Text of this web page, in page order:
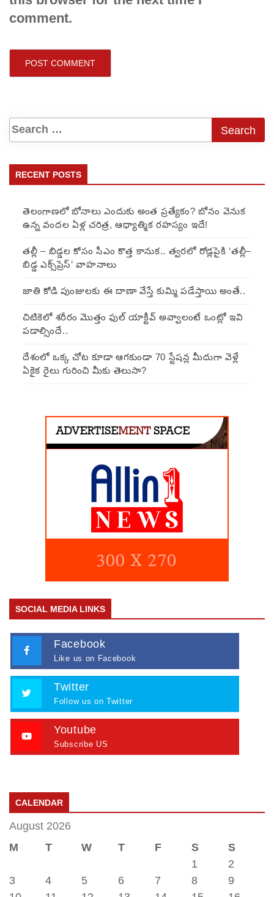
comment.
RECENT POSTS
తెలంగాణలో బోనాలు ఎందుకు అంత ప్రత్యేకం? బోనం వెనుక
ఉన్న వందల ఏళ్ల చరిత్ర, ఆధ్యాత్మిక రహస్యం ఇదే!
తల్లీ – బిడ్డల కోసం సీఎం కొత్త కానుక.. త్వరలో రోడ్లపైకి ‘తల్లీ–
బిడ్డ ఎక్స్‌ప్రెస్’ వాహనాలు
జాతి కోడి పుంజులకు ఈ దాణా వేస్తే కుమ్మి పడేస్తాయి అంతే..
చిటికెలో శరీరం మొత్తం ఫుల్ యాక్టీవ్ అవ్వాలంటే ఒంట్లో ఇవి
పడాల్సిందే..
దేశంలో ఒక్క చోట కూడా ఆగకుండా 70 స్టేషన్ల మీదుగా వెళ్లే
ఏకైక రైలు గురించి మీకు తెలుసా?
SOCIAL MEDIA LINKS
Facebook
Like us on Facebook
Twitter
Follow us on Twitter
Youtube
Subscribe US
CALENDAR
August 2026
M
T W T F S
S
1
2
3
4 5 6 7 8
9